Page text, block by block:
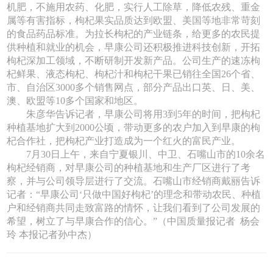
机肥，不施用农药、化肥，实行人工除草，降低农残、重金
属等有害指标，枸杞果实品质达到欧盟、美国等地非常苛刻
的食品药品标准。为拉长枸杞的产业链条，给更多的农民提
供种植和就业的机会，早康公司还积极推进科技创新，开拓
枸杞深加工领域，不断研制开发新产品。公司生产的速冻枸
杞鲜果、液态枸杞、枸杞汁和枸杞干果已销往全国26个省、
市、自治区3000多个销售网点，部分产品出口英、日、美、
澳、欧盟等10多个国家和地区。
朱彦华告诉记者，早康公司将用3到5年的时间，把枸杞
种植基地扩大到2000公顷，带动更多的农户加入到早康的枸
杞合作社，把枸杞产业打造成为一个红火的富民产业。
7月30日上午，来自宁夏银川、中卫、石嘴山市的10余名
枸杞经销商，对早康公司的种植基地和生产厂区进行了考
察，并与公司领导层进行了交流。石嘴山市经销商戴丽告诉
记者：“早康公司‘只做中国好枸杞’的理念和带动农民、种植
户和经销商共同走致富路的情怀，让我们看到了公司发展的
希望，树立了与早康合作的信心。”（中国质量报记者 杨会
玲 本报记者孙中杰）